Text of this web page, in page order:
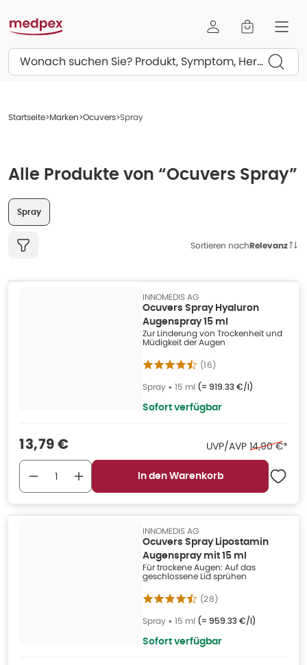
Suchen
Startseite Marken Ocuvers Spray
Alle Produkte von “Ocuvers Spray”
Spray
Sortieren nachRelevanz
INNOMEDIS AG
Ocuvers Spray Hyaluron
Augenspray 15 ml
Zur Linderung von Trockenheit und
Müdigkeit der Augen
(16)
Spray • 15 ml (= 919.33 €/l)
Sofort verfügbar
Verkaufspreis
13,79 € UVP/AVP Ehemaliger
14,90 €*
In den Warenkorb
INNOMEDIS AG
Ocuvers Spray Lipostamin
Augenspray mit 15 ml
Für trockene Augen: Auf das
geschlossene Lid sprühen
(28)
Spray • 15 ml (= 959.33 €/l)
Sofort verfügbar